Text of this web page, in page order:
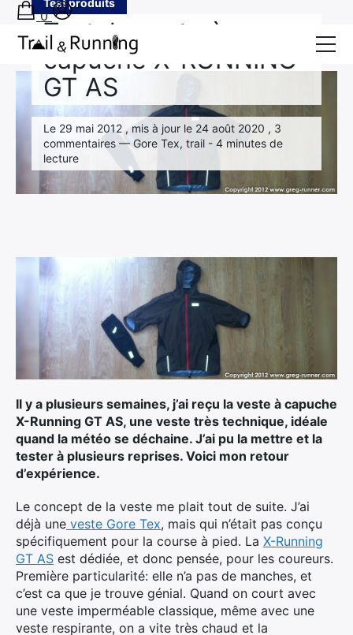
Test: la veste à
capuche X-RUNNING
GT AS
Le 29 mai 2012 , mis à jour le 24 août 2020 , 3
commentaires — Gore Tex, trail - 4 minutes de
lecture
Test produits Test: la veste à capuche X-RUNNING GT AS
Il y a plusieurs semaines, j’ai reçu la veste à capuche
X-Running GT AS, une veste très technique, idéale
quand la météo se déchaine. J’ai pu la mettre et la
tester à plusieurs reprises. Voici mon retour
d’expérience.
Le concept de la veste me plait tout de suite. J’ai
déjà une veste Gore Tex, mais qui n’était pas conçu
spécifiquement pour la course à pied. La X-Running
GT AS est dédiée, et donc pensée, pour les coureurs.
Première particularité: elle n’a pas de manches, et
c’est ca que je trouve génial. Quand on court avec
une veste imperméable classique, même avec une
veste respirante, on a vite très chaud et la
0
Conseils
Récits de course
Ultra Trail de Mon Jardin
Grand Tour du Bassin d’Arcachon
Bons plans
TA PRÉPA SUR-MESURE